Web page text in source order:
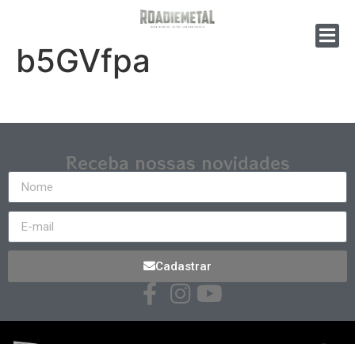
b5GVfpa
Receba nossas novidades
Cadastrar